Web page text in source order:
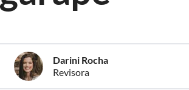
Darini Rocha
Revisora